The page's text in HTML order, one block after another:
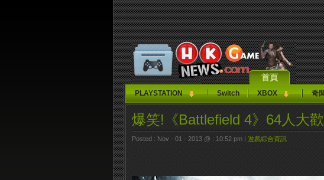
首頁
PLAYSTATION Switch XBOX 奇
爆笑!《Battlefield 4》64人大
Posted : Nov - 01 - 2013 @ : 10:52 pm | 遊戲綜合資訊